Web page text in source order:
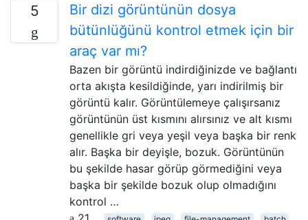
5
Bir dizi görüntünün dosya
bütünlüğünü kontrol etmek için bir
araç var mı?
Bazen bir görüntü indirdiğinizde ve bağlantı
orta akışta kesildiğinde, yarı indirilmiş bir
görüntü kalır. Görüntülemeye çalışırsanız
görüntünün üst kısmını alırsınız ve alt kısmı
genellikle gri veya yeşil veya başka bir renk
alır. Başka bir deyişle, bozuk. Görüntünün
bu şekilde hasar görüp görmediğini veya
başka bir şekilde bozuk olup olmadığını
kontrol …